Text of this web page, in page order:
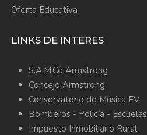
Oferta Educativa
LINKS DE INTERES
S.A.M.Co Armstrong
Concejo Armstrong
Conservatorio de Música EV
Bomberos - Policía - Escuelas
Impuesto Inmobiliario Rural